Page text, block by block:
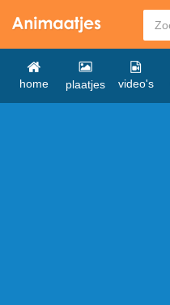
home plaatjes video's